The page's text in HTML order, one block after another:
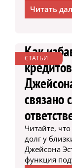
Читать
СТАТЬИ
Как
связано
Читайте,
долг у
Джейсона
функция